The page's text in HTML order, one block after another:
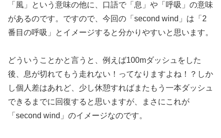
「風」という意味の他に、口語で「息」や「呼吸」の意味
があるのです。ですので、今回の「second wind」は「2
番目の呼吸」とイメージすると分かりやすいと思います。
どういうことかと言うと、例えば100mダッシュをした
後、息が切れてもう走れない！ってなりますよね！？しか
し個人差はあれど、少し休憩すればまたもう一本ダッシュ
できるまでに回復すると思いますが、まさにこれが
「second wind」のイメージなのです。